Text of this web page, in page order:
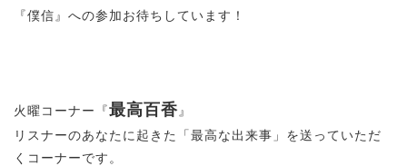
『僕信』への参加お待ちしています！
火曜コーナー『最高百香 』
リスナーのあなたに起きた「最高な出来事」を送っていただ
くコーナーです。